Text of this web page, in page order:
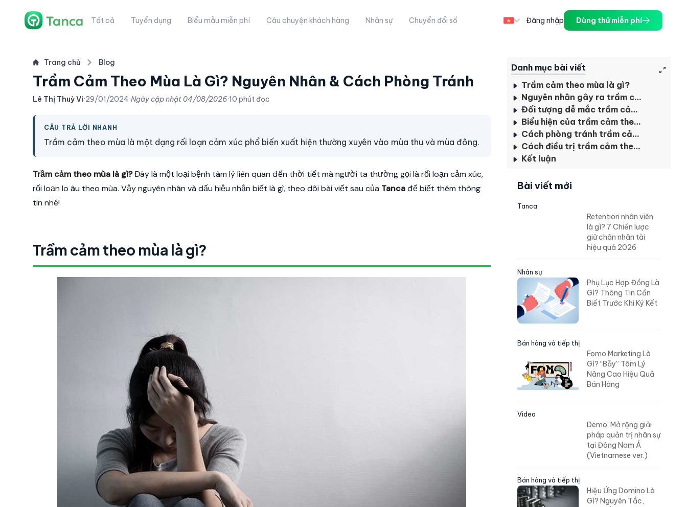
Tất cả Tuyển dụng Biểu mẫu miễn phí Câu chuyện khách hàng Nhân sự Chuyển đổi số Đăng nhập Dùng thử miễn phí
Trang chủ Blog
Trầm Cảm Theo Mùa Là Gì? Nguyên Nhân & Cách Phòng Tránh
Lê Thị Thuỳ Vi·29/01/2024·Ngày cập nhật04/08/2026·10 phút đọc
CÂU TRẢ LỜI NHANH
Trầm cảm theo mùa là một dạng rối loạn cảm xúc phổ biến xuất hiện thường xuyên vào mùa thu và mùa đông.
Trầm cảm theo mùa là gì?Đây là một loại bệnh tâm lý liên quan đến thời tiết mà người ta thường gọi là rối loạn cảm xúc,
rối loạn lo âu theo mùa. Vậy nguyên nhân và dấu hiệu nhận biết là gì, theo dõi bài viết sau của Tancađể biết thêm thông
tin nhé!
Trầm cảm theo mùa là gì?
Danh mục bài viết
Trầm cảm theo mùa là gì?
Nguyên nhân gây ra trầm cảm theo mùa
Đối tượng dễ mắc trầm cảm theo mùa
Biểu hiện của trầm cảm theo mùa nào?
Cách phòng tránh trầm cảm theo mùa
Cách điều trị trầm cảm theo mùa hiệu quả
Kết luận
Bài viết mới
Tanca
Retention nhân viên
là gì? 7 Chiến lược
giữ chân nhân tài
hiệu quả 2026
Nhân sự
Phụ Lục Hợp Đồng Là
Gì? Thông Tin Cần
Biết Trước Khi Ký Kết
Bán hàng và tiếp thị
Fomo Marketing Là
Gì? “Bẫy” Tâm Lý
Nâng Cao Hiệu Quả
Bán Hàng
Video
Demo: Mở rộng giải
pháp quản trị nhân sự
tại Đông Nam Á
(Vietnamese ver.)
Bán hàng và tiếp thị
Hiệu Ứng Domino Là
Gì? Nguyên Tắc,